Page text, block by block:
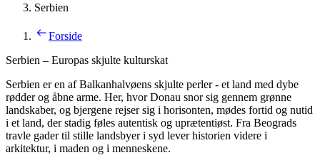
Serbien
Forside
Serbien – Europas skjulte kulturskat
Serbien er en af Balkanhalvøens skjulte perler - et land med dybe
rødder og åbne arme. Her, hvor Donau snor sig gennem grønne
landskaber, og bjergene rejser sig i horisonten, mødes fortid og nutid
i et land, der stadig føles autentisk og uprætentiøst. Fra Beograds
travle gader til stille landsbyer i syd lever historien videre i
arkitektur, i maden og i menneskene.